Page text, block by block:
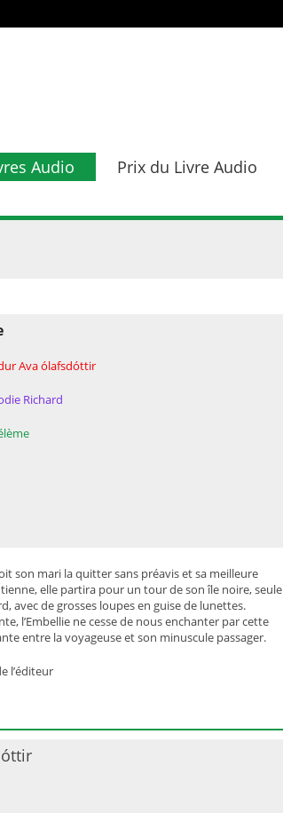
Audio Prix du Livre Audio
Ava ólafsdóttir
Richard
son mari la quitter sans préavis et sa meilleure
elle partira pour un tour de son île noire, seule
avec de grosses loupes en guise de lunettes.
l’Embellie ne cesse de nous enchanter par cette
entre la voyageuse et son minuscule passager.
l’éditeur